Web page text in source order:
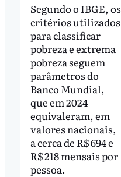
Segundo o IBGE, os
critérios utilizados
para classificar
pobreza e extrema
pobreza seguem
parâmetros do
Banco Mundial,
que em 2024
equivaleram, em
valores nacionais,
a cerca de R$ 694 e
R$ 218 mensais por
pessoa.